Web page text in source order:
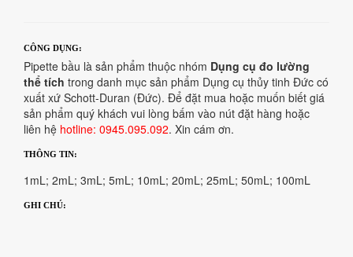
CÔNG DỤNG:
Pipette bầu là sản phẩm thuộc nhóm Dụng cụ đo lường
thể tích trong danh mục sản phẩm Dụng cụ thủy tinh Đức có
xuất xứ Schott-Duran (Đức). Để đặt mua hoặc muốn biết giá
sản phẩm quý khách vui lòng bấm vào nút đặt hàng hoặc
liên hệ hotline: 0945.095.092. Xin cám ơn.
THÔNG TIN:
1mL; 2mL; 3mL; 5mL; 10mL; 20mL; 25mL; 50mL; 100mL
GHI CHÚ: